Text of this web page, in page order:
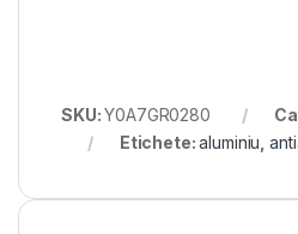
SKU:Y0A7GR0280
Etichete:aluminiu ,